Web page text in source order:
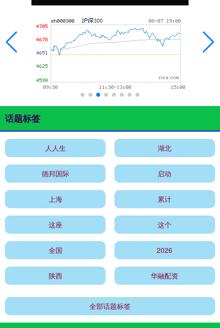
话题标签
人人生 湖北
德邦国际 启动
上海 累计
这座 这个
全国 2026
陕西 华融配资
全部话题标签